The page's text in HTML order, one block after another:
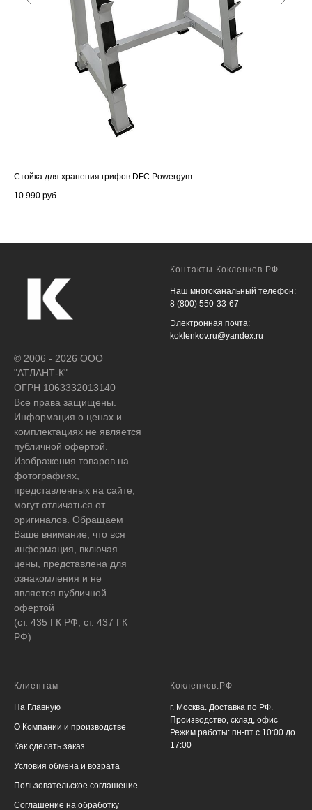
Стойка для хранения грифов DFC Powergym
10 990 руб.
© 2006 - 2026 ООО
"АТЛАНТ-К"
ОГРН 1063332013140
Все права защищены.
Информация о ценах и
комплектациях не является
публичной офертой.
Изображения товаров на
фотографиях,
представленных на сайте,
могут отличаться от
оригиналов. Обращаем
Ваше внимание, что вся
информация, включая
цены, представлена для
ознакомления и не
является публичной
офертой
(ст. 435 ГК РФ, ст. 437 ГК
РФ).
Контакты Кокленков.РФ
Наш многоканальный телефон:
8 (800) 550-33-67
Электронная почта:
koklenkov.ru@yandex.ru
Клиентам
На Главную
О Компании и производстве
Как сделать заказ
Условия обмена и возрата
Пользовательское соглашение
Соглашение на обработку
Кокленков.РФ
г. Москва. Доставка по РФ.
Производство, склад, офис
Режим работы: пн-пт с 10:00 до
17:00